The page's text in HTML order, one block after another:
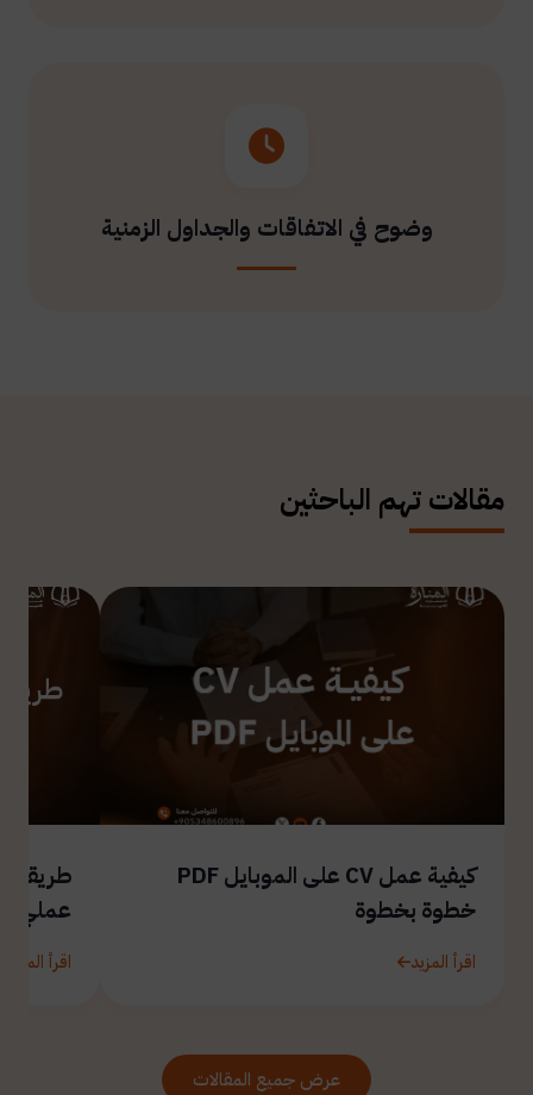
وضوح في الاتفاقات والجداول الزمنية
مقالات تهم الباحثين
كيفية عمل CV على الموبايل PDF
خطوة بخطوة
اقرأ المزيد
طريقة
عملي
اقرأ المزيد
عرض جميع المقالات